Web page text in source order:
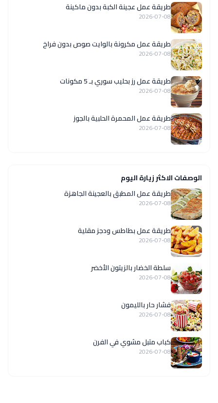
طريقة عمل عجينة الكبة بدون ماكينة
2026-07-08
طريقة عمل مكرونة بالوايت صوص بدون فراخ
2026-07-08
طريقة عمل رز بحليب سوري بـ 5 مكونات
2026-07-08
طريقة عمل المحمرة الحلبية بالجوز
2026-07-08
الوصفات الاكثر زيارة اليوم
طريقة عمل المطبق بالعجينة الجاهزة
2026-07-08
طريقة عمل بطاطس ودجز مقلية
2026-07-08
سلطة الخضار بالزيتون الأخضر
2026-07-08
فشار حار بالليمون
2026-07-08
كباب متبل مشوي في الفرن
2026-07-08